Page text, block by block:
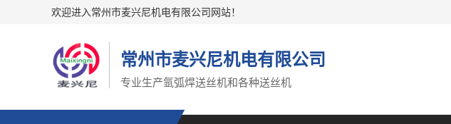
欢迎进入常州市麦兴尼机电有限公司网站！
常州市麦兴尼机电有限公司
专业生产氩弧焊送丝机和各种送丝机